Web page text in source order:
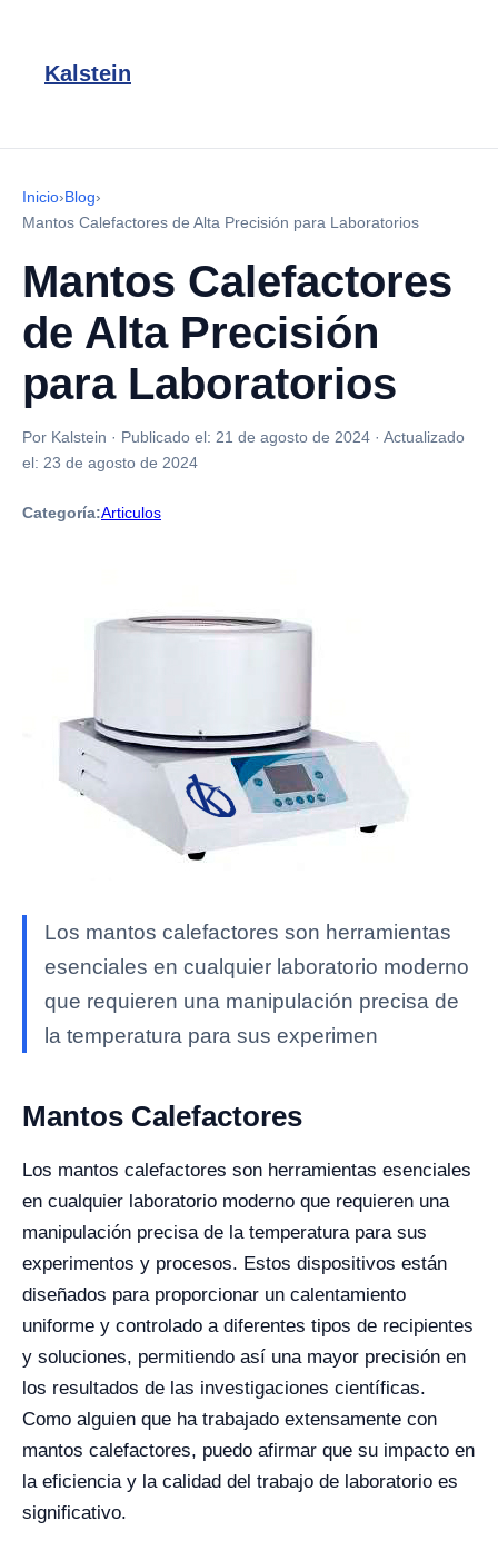
Kalstein
Inicio›Blog›
Mantos Calefactores de Alta Precisión para Laboratorios
Mantos Calefactores
de Alta Precisión
para Laboratorios
Por Kalstein · Publicado el: 21 de agosto de 2024 · Actualizado
el: 23 de agosto de 2024
Categoría:Articulos
Los mantos calefactores son herramientas
esenciales en cualquier laboratorio moderno
que requieren una manipulación precisa de
la temperatura para sus experimen
Mantos Calefactores
Los mantos calefactores son herramientas esenciales
en cualquier laboratorio moderno que requieren una
manipulación precisa de la temperatura para sus
experimentos y procesos. Estos dispositivos están
diseñados para proporcionar un calentamiento
uniforme y controlado a diferentes tipos de recipientes
y soluciones, permitiendo así una mayor precisión en
los resultados de las investigaciones científicas.
Como alguien que ha trabajado extensamente con
mantos calefactores, puedo afirmar que su impacto en
la eficiencia y la calidad del trabajo de laboratorio es
significativo.